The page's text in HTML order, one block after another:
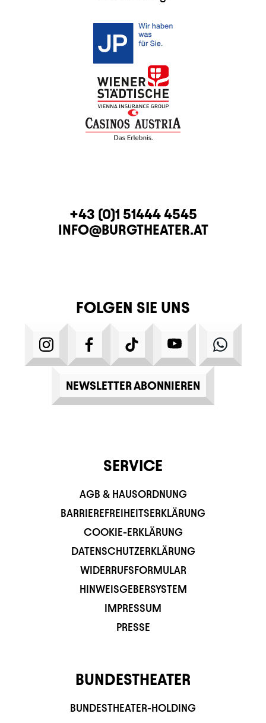
KONTAKTTELEFON
+43 (0)1 51444 4545
E-MAIL
INFO@BURGTHEATER.AT
FOLGEN SIE UNS
INSTAGRAMFACEBOOKTIKTOK YOUTUBE
NEWSLETTER ABONNIEREN
SERVICE
AGB & HAUSORDNUNG
BARRIEREFREIHEITSERKLÄRUNG
COOKIE-ERKLÄRUNG
DATENSCHUTZERKLÄRUNG
WIDERRUFSFORMULAR
HINWEISGEBERSYSTEM
IMPRESSUM
PRESSE
BUNDESTHEATER
BUNDESTHEATER-HOLDING